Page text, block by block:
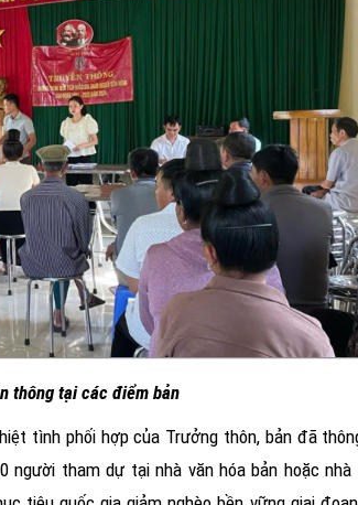
thông tại các điểm bản
tình phối hợp của Trưởng thôn, bản đã
tham dự tại nhà văn hóa bản hoặc nhà